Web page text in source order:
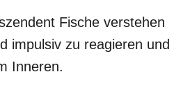
Fische verstehen
impulsiv zu reagieren und
Inneren.